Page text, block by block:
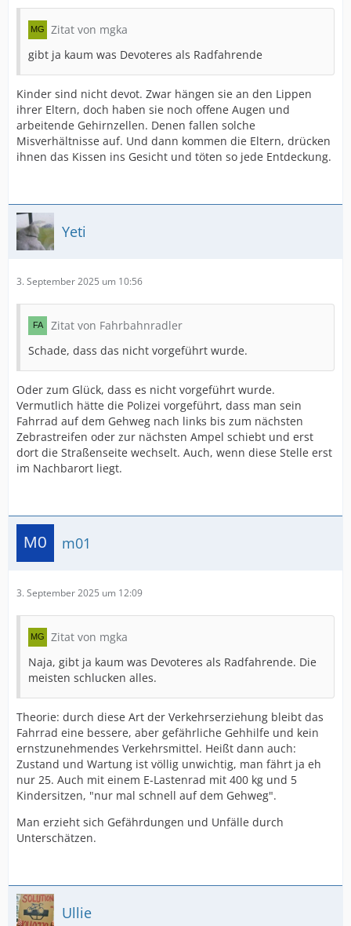
Zitat von mgka
gibt ja kaum was Devoteres als Radfahrende
Kinder sind nicht devot. Zwar hängen sie an den Lippen
ihrer Eltern, doch haben sie noch offene Augen und
arbeitende Gehirnzellen. Denen fallen solche
Misverhältnisse auf. Und dann kommen die Eltern, drücken
ihnen das Kissen ins Gesicht und töten so jede Entdeckung.
Yeti
3. September 2025 um 10:56
Zitat von Fahrbahnradler
Schade, dass das nicht vorgeführt wurde.
Oder zum Glück, dass es nicht vorgeführt wurde.
Vermutlich hätte die Polizei vorgeführt, dass man sein
Fahrrad auf dem Gehweg nach links bis zum nächsten
Zebrastreifen oder zur nächsten Ampel schiebt und erst
dort die Straßenseite wechselt. Auch, wenn diese Stelle erst
im Nachbarort liegt.
m01
3. September 2025 um 12:09
Zitat von mgka
Naja, gibt ja kaum was Devoteres als Radfahrende. Die
meisten schlucken alles.
Theorie: durch diese Art der Verkehrserziehung bleibt das
Fahrrad eine bessere, aber gefährliche Gehhilfe und kein
ernstzunehmendes Verkehrsmittel. Heißt dann auch:
Zustand und Wartung ist völlig unwichtig, man fährt ja eh
nur 25. Auch mit einem E-Lastenrad mit 400 kg und 5
Kindersitzen, "nur mal schnell auf dem Gehweg".
Man erzieht sich Gefährdungen und Unfälle durch
Unterschätzen.
Ullie